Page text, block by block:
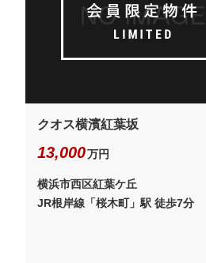
クオス横濱紅葉坂
13,000万円
横浜市西区紅葉ケ丘
JR根岸線「桜木町」駅 徒歩7分